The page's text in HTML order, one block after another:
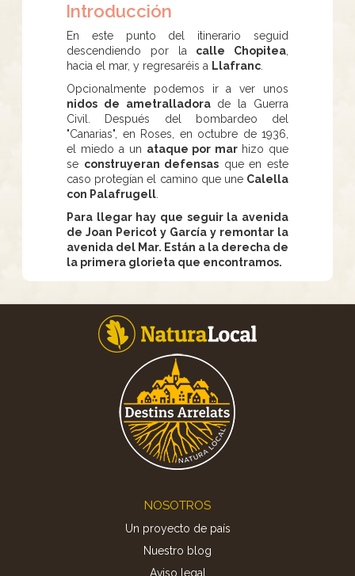
Introducción
En este punto del itinerario seguid
descendiendo por la calle Chopitea
hacia el mar, y regresaréis a Llafranc
Opcionalmente podemos ir a ver unos
nidos de ametralladorade la Guerra
Civil. Después del bombardeo del
"Canarias", en Roses, en octubre de 1936,
el miedo a un ataque por mar hizo que
se construyeran defensas que en este
caso protegían el camino que une Calella
con Palafrugell
Para llegar hay que seguir la avenida
de Joan Pericot y García y remontar la
avenida del Mar. Están a la derecha de
la primera glorieta que encontramos.
NOSOTROS
Un proyecto de país
Nuestro blog
Aviso legal